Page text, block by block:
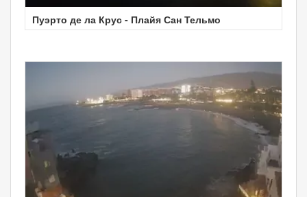
Пуэрто де ла Крус - Плайя Сан Тельмо